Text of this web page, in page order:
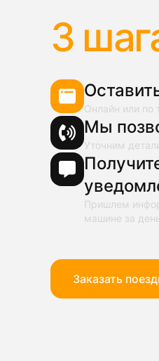
3
Онлайн или по
Мы
Уточним
Пришлем
машине за
Заказать